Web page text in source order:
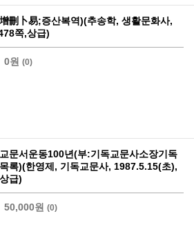
刪卜易;증산복역)(추송학, 생활문화사,
쪽,상급)
0원 (0)
문서운동100년(부:기독교문사소장기독
록)(한영제, 기독교문사, 1987.5.15(초),
급)
50,000원 (0)